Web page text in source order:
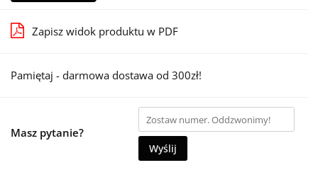
Zapisz widok produktu w PDF
Pamiętaj - darmowa dostawa od 300zł!
Masz pytanie?
Wyślij